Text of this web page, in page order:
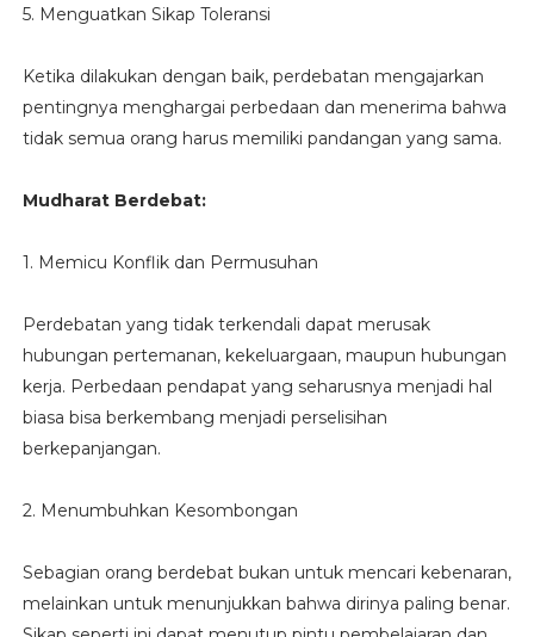
5. Menguatkan Sikap Toleransi
Ketika dilakukan dengan baik, perdebatan mengajarkan
pentingnya menghargai perbedaan dan menerima bahwa
tidak semua orang harus memiliki pandangan yang sama.
Mudharat Berdebat:
1. Memicu Konflik dan Permusuhan
Perdebatan yang tidak terkendali dapat merusak
hubungan pertemanan, kekeluargaan, maupun hubungan
kerja. Perbedaan pendapat yang seharusnya menjadi hal
biasa bisa berkembang menjadi perselisihan
berkepanjangan.
2. Menumbuhkan Kesombongan
Sebagian orang berdebat bukan untuk mencari kebenaran,
melainkan untuk menunjukkan bahwa dirinya paling benar.